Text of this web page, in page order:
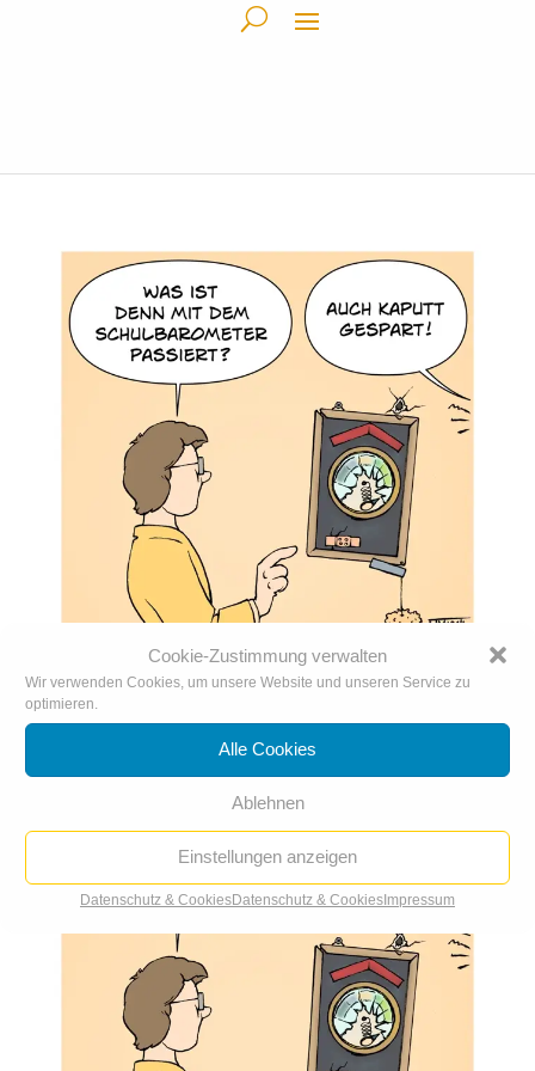
Cookie-Zustimmung verwalten
Wir verwenden Cookies, um unsere Website und unseren Service zu
optimieren.
Alle Cookies
Ablehnen
Einstellungen anzeigen
Datenschutz & CookiesDatenschutz & CookiesImpressum
Karikatur der Woche